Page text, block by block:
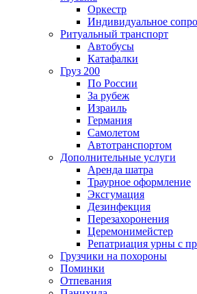
Оркестр
Индивидуальное
Ритуальный транспорт
Автобусы
Катафалки
Груз 200
По России
За рубеж
Израиль
Германия
Самолетом
Автотранспортом
Дополнительные услуги
Аренда шатра
Траурное оформление
Эксгумация
Дезинфекция
Перезахоронения
Церемонимейстер
Репатриация урны с
Грузчики на похороны
Поминки
Отпевания